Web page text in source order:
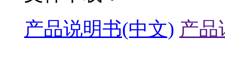
产品说明书(中文) 产品